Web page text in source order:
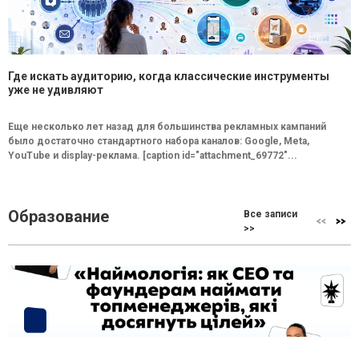
Где искать аудиторию, когда классические инструменты
уже не удивляют
Еще несколько лет назад для большинства рекламных кампаний
было достаточно стандартного набора каналов: Google, Meta,
YouTube и display-реклама. [caption id="attachment_69772"...
Образование
Все записи
>>